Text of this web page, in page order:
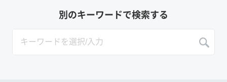
別のキーワードで検索する